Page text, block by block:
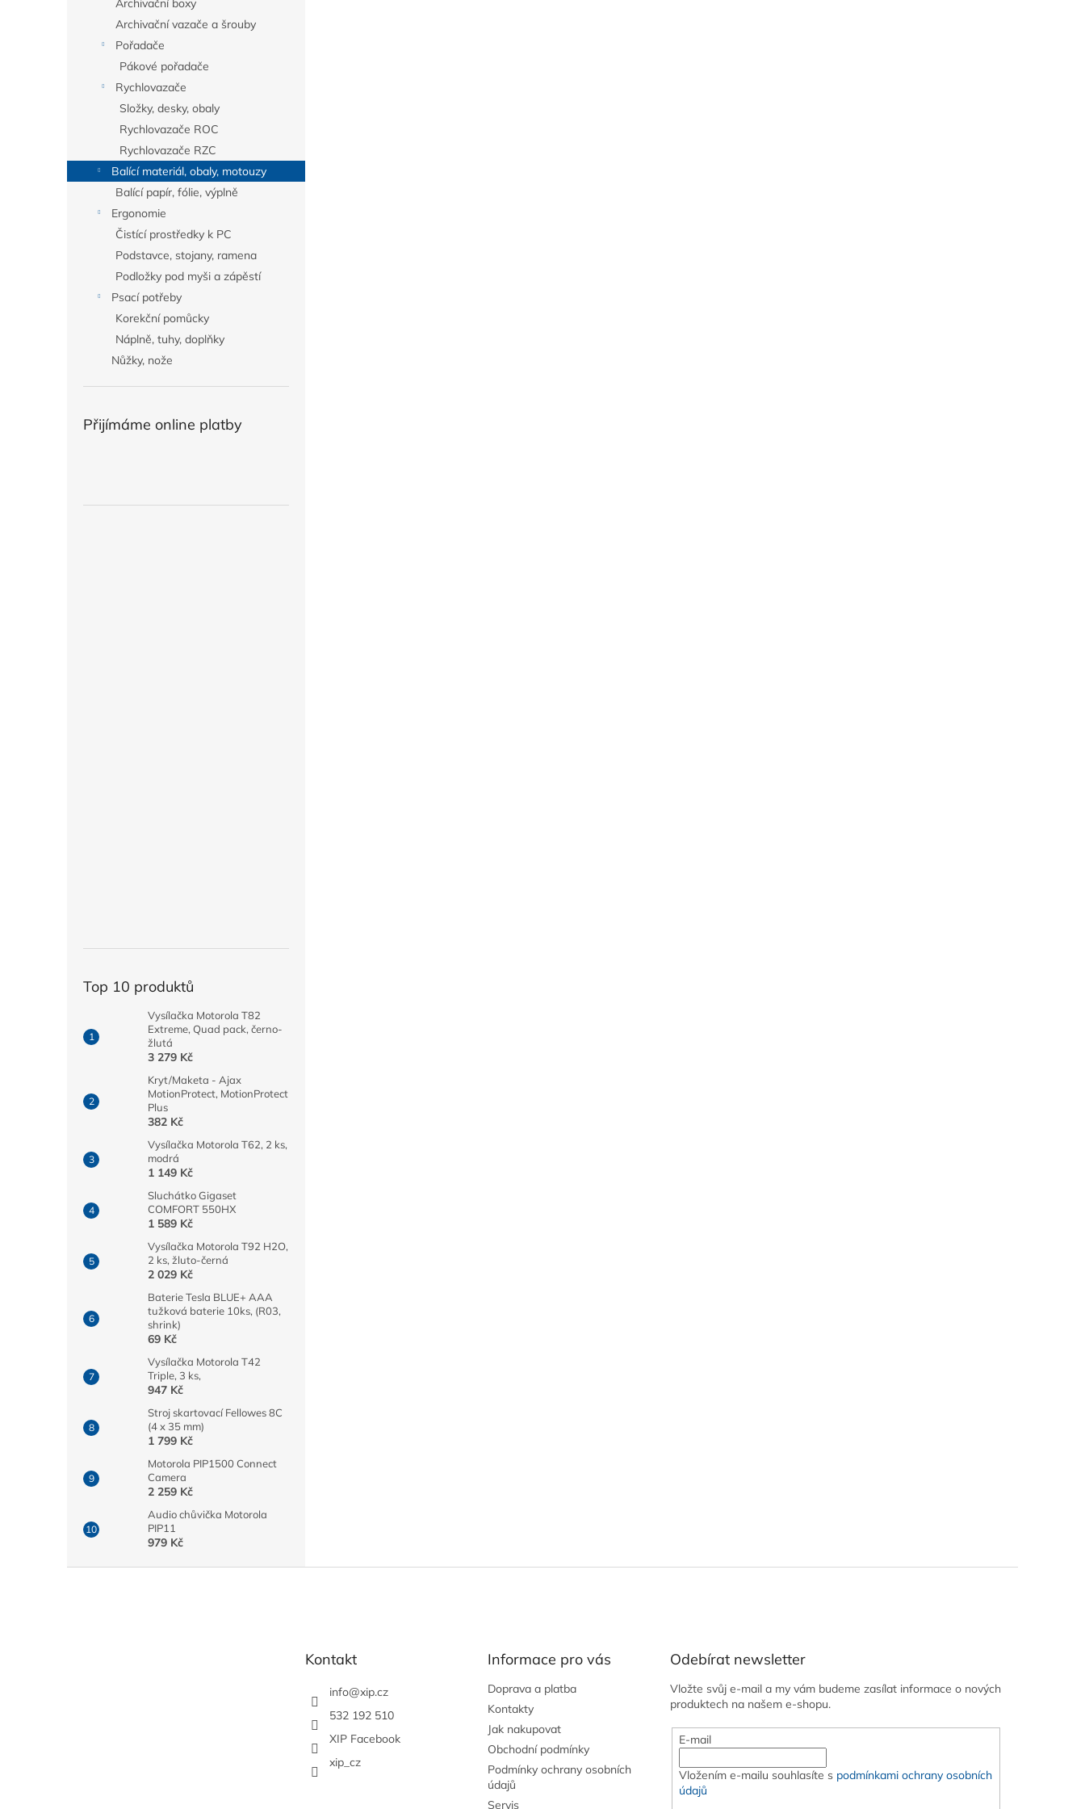
Archivační boxy
Archivační vazače a šrouby
Pořadače
Pákové pořadače
Rychlovazače
Složky, desky, obaly
Rychlovazače ROC
Rychlovazače RZC
Balící materiál, obaly, motouzy
Balící papír, fólie, výplně
Ergonomie
Čistící prostředky k PC
Podstavce, stojany, ramena
Podložky pod myši a zápěstí
Psací potřeby
Korekční pomůcky
Náplně, tuhy, doplňky
Nůžky, nože
Přijímáme online platby
Top 10 produktů
Vysílačka Motorola T82
Extreme, Quad pack, černo-
žlutá
3 279 Kč
Kryt/Maketa - Ajax
MotionProtect, MotionProtect
Plus
382 Kč
Vysílačka Motorola T62, 2 ks,
modrá
1 149 Kč
Sluchátko Gigaset
COMFORT 550HX
1 589 Kč
Vysílačka Motorola T92 H2O,
2 ks, žluto-černá
2 029 Kč
Baterie Tesla BLUE+ AAA
tužková baterie 10ks, (R03,
shrink)
69 Kč
Vysílačka Motorola T42
Triple, 3 ks,
947 Kč
Stroj skartovací Fellowes 8C
(4 x 35 mm)
1 799 Kč
Motorola PIP1500 Connect
Camera
2 259 Kč
Audio chůvička Motorola
PIP11
979 Kč
Kontakt
info@xip.cz
532 192 510
XIP Facebook
xip_cz
Informace pro vás
Doprava a platba
Kontakty
Jak nakupovat
Obchodní podmínky
Podmínky ochrany osobních
údajů
Servis
Odebírat newsletter
Vložte svůj e-mail a my vám budeme zasílat informace o nových
produktech na našem e-shopu.
E-mail
Vložením e-mailu souhlasíte s podmínkami ochrany osobních
údajů